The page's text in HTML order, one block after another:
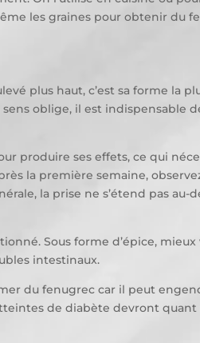
les graines pour obtenir du
plus haut, c’est sa forme la
oblige, il est indispensable
produire ses effets, ce qui
la première semaine,
la prise ne s’étend pas au-
Sous forme d’épice, mieux
intestinaux.
du fenugrec car il peut
de diabète devront quant